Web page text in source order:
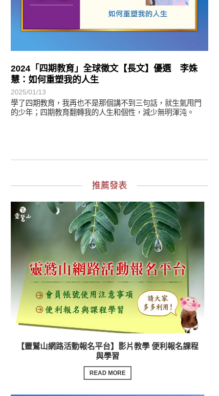
2024「四期教育」全球徵文【長文】優選 李姝
慧：如何重塑我的人生
2025/01/13
學了四期教育，我再也不是那個講不到三句話，就生氣甩門
的少年；四期教育翻轉我的人生和個性，減少無明渾沌。
推薦發表
【靈鷲山網路活動報名平台】影片教學 便利報名課程
與學習
READ MORE